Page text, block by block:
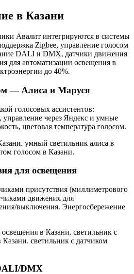
в Казани
Авалит интегрируются в системы
Zigbee, управление голосом
DALI и DMX, датчики движения
для автоматизации освещения в
до 40%.
— Алиса и Маруся
голосовых ассистентов:
управление через Яндекс и умные
цветовая температура голосом.
умный светильник алиса в
голосом в Казани.
для освещения
присутствия (миллиметрового
движения для
выключения. Энергосбережение
освещения в Казани. светильник с
Казани. светильник с датчиком
DMX